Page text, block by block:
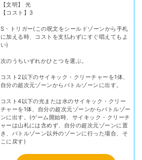
【文明】 光
【コスト】3
S・トリガー(この呪文をシールドゾーンから手札
に加える時、コストを支払わずにすぐ唱えてもよ
い)
次のうちいずれかひとつを選ぶ。
コスト2以下のサイキック・クリーチャーを1体、
自分の超次元ゾーンからバトルゾーンに出す。
コスト4以下の光または水のサイキック・クリー
チャーを1体、自分の超次元ゾーンからバトルゾー
ンに出す。(ゲーム開始時、サイキック・クリーチ
ャーは山札には含めず、自分の超次元ゾーンに置
き、バトルゾーン以外のゾーンに行った場合、そ
こに戻す)